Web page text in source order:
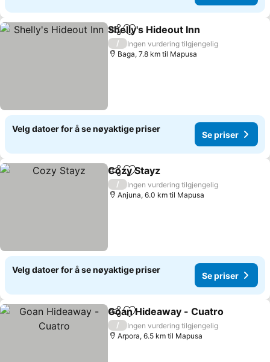
Del Legg til i favoritter
Shelly's Hideout Inn
/
Ingen vurdering tilgjengelig
Baga, 7.8 km til Mapusa
Velg datoer for å se nøyaktige priser
Se priser
Del Legg til i favoritter
Cozy Stayz
/
Ingen vurdering tilgjengelig
Anjuna, 6.0 km til Mapusa
Velg datoer for å se nøyaktige priser
Se priser
Del Legg til i favoritter
Goan Hideaway - Cuatro
/
Ingen vurdering tilgjengelig
Arpora, 6.5 km til Mapusa